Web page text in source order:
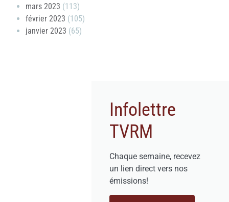
mars 2023 (113)
février 2023 (105)
janvier 2023 (65)
Infolettre
TVRM
Chaque semaine, recevez
un lien direct vers nos
émissions!